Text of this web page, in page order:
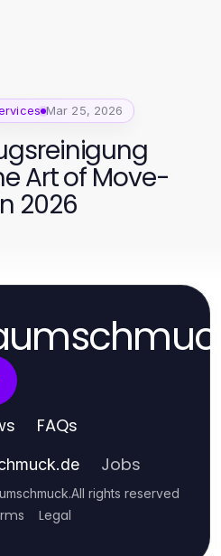
Mar 25, 2026
Art of Move-
2026
FAQs
Jobs
.All rights reserved
Legal